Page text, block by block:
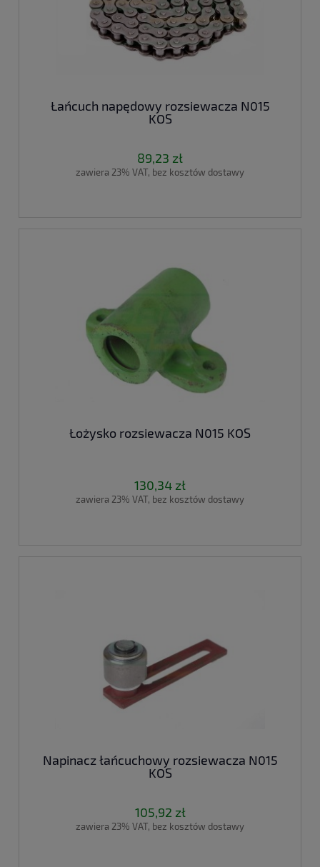
Łańcuch napędowy rozsiewacza N015
KOS
89,23 zł
zawiera 23% VAT, bez kosztów dostawy
Łożysko rozsiewacza N015 KOS
130,34 zł
zawiera 23% VAT, bez kosztów dostawy
Napinacz łańcuchowy rozsiewacza N015
KOS
105,92 zł
zawiera 23% VAT, bez kosztów dostawy